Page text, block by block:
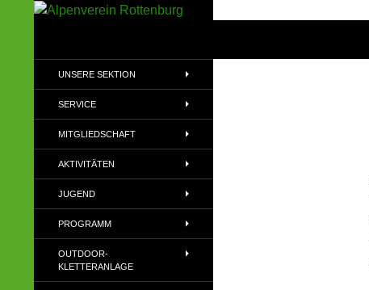
Alpenvereins (DAV) e.V
UNSERE SEKTION
SERVICE
MITGLIEDSCHAFT
AKTIVITÄTEN
JUGEND
PROGRAMM
OUTDOOR-
KLETTERANLAGE